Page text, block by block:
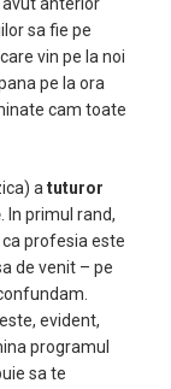
sa fie pe
vin pe la noi
pe la ora
cam toate
a tuturor
. In primul rand,
profesia este
de venit – pe
evident,
programul
sa te